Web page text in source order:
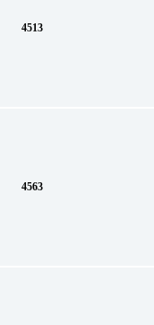
4513
4563